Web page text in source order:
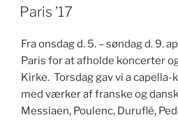
DEN
Paris ’17
Fra onsdag d. 5. – søndag d. 9.
Paris for at afholde koncerter
Kirke. Torsdag gav vi a
med værker af franske og
Messiaen, Poulenc, Duruflé,